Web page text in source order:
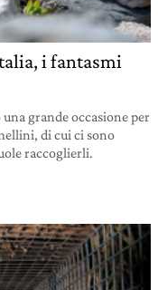
i fantasmi
grande occasione per
di cui ci sono
raccoglierli.